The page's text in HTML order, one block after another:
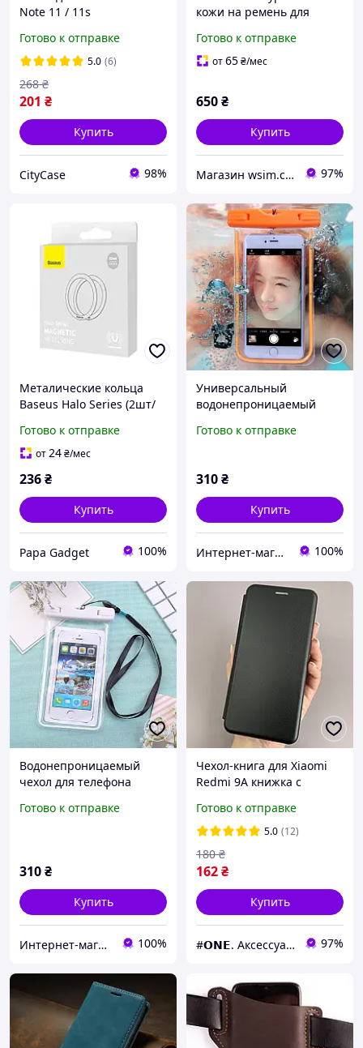
Note 11 / 11s
со шторкой для камеры и
кольцом на (черный)
Готово к отправке
5.0 (6)
201 ₴
268 ₴
Купить
CityCase 98%
кожи на ремень для
Готово к отправке
от65₴/мес
650₴
Купить
Магазин wsim.com.ua 97%
Металические кольца
Baseus Halo Series (2шт/
Готово к отправке
от24₴/мес
236₴
Купить
Papa Gadget 100%
Универсальный
водонепроницаемый
светящимся ободком
Готово к отправке
310₴
Купить
Интернет-магазин чехлов и аксессуаров для смартфонов El-gadget 100%
Водонепроницаемый
чехол для телефона
светящимся ободком
Готово к отправке
310₴
Купить
Интернет-магазин чехлов и аксессуаров для смартфонов El-gadget 100%
Чехол-книга для Xiaomi
Redmi 9А книжка с
сяоми редми 9а черная
stn
Готово к отправке
5.0 (12)
162₴
180 ₴
Купить
#𝗢𝗡𝗘. Аксессуары к смартфонам 97%